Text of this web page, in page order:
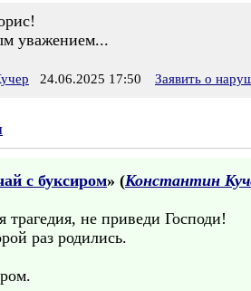
уважением...
24.06.2025 17:50 Заявить о
с буксиром» (Константин
трагедия, не приведи Господи!
раз родились.